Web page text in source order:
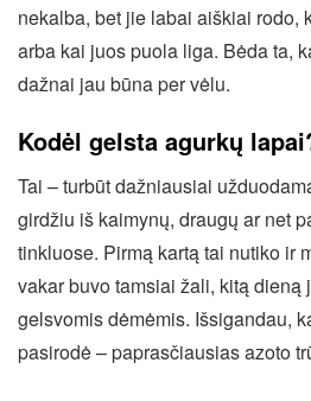
nekalba, bet jie labai aiškiai rodo,
arba kai juos puola liga. Bėda ta,
dažnai jau būna per vėlu.
Kodėl gelsta agurkų
Tai – turbūt dažniausiai
girdžiu iš kaimynų, draugų ar net
tinkluose. Pirmą kartą tai nutiko ir
vakar buvo tamsiai žali, kitą dieną
gelsvomis dėmėmis. Išsigandau,
pasirodė – paprasčiausias azoto